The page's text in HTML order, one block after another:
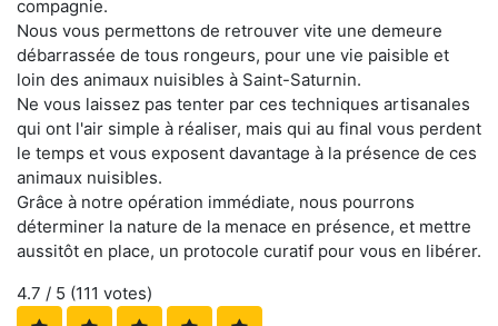
compagnie.
Nous vous permettons de retrouver vite une demeure
débarrassée de tous rongeurs, pour une vie paisible et
loin des animaux nuisibles à Saint-Saturnin.
Ne vous laissez pas tenter par ces techniques artisanales
qui ont l'air simple à réaliser, mais qui au final vous perdent
le temps et vous exposent davantage à la présence de ces
animaux nuisibles.
Grâce à notre opération immédiate, nous pourrons
déterminer la nature de la menace en présence, et mettre
aussitôt en place, un protocole curatif pour vous en libérer.
4.7 / 5 (111 votes)